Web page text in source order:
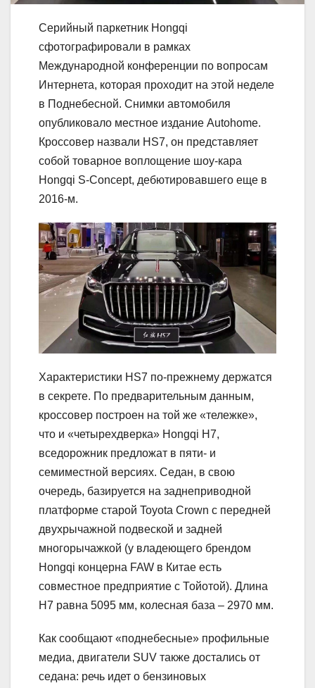
Серийный паркетник Hongqi
сфотографировали в рамках
Международной конференции по вопросам
Интернета, которая проходит на этой неделе
в Поднебесной. Снимки автомобиля
опубликовало местное издание Autohome.
Кроссовер назвали HS7, он представляет
собой товарное воплощение шоу-кара
Hongqi S-Concept, дебютировавшего еще в
2016-м.
Характеристики HS7 по-прежнему держатся
в секрете. По предварительным данным,
кроссовер построен на той же «тележке»,
что и «четырехдверка» Hongqi H7,
вседорожник предложат в пяти- и
семиместной версиях. Седан, в свою
очередь, базируется на заднеприводной
платформе старой Toyota Crown с передней
двухрычажной подвеской и задней
многорычажкой (у владеющего брендом
Hongqi концерна FAW в Китае есть
совместное предприятие с Тойотой). Длина
H7 равна 5095 мм, колесная база – 2970 мм.
Как сообщают «поднебесные» профильные
медиа, двигатели SUV также достались от
седана: речь идет о бензиновых